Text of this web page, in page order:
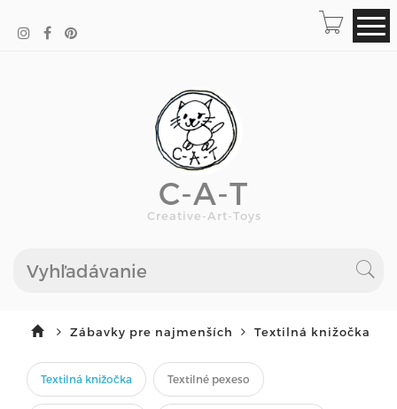
C-A-T
Creative-Art-Toys
Zábavky pre najmenších Textilná knižočka
Textilná knižočka Textilné pexeso